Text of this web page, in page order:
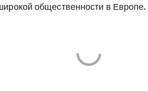
общественности в Европе.